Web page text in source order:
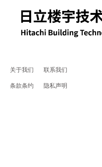
关于我们 联系我们
条款条约 隐私声明